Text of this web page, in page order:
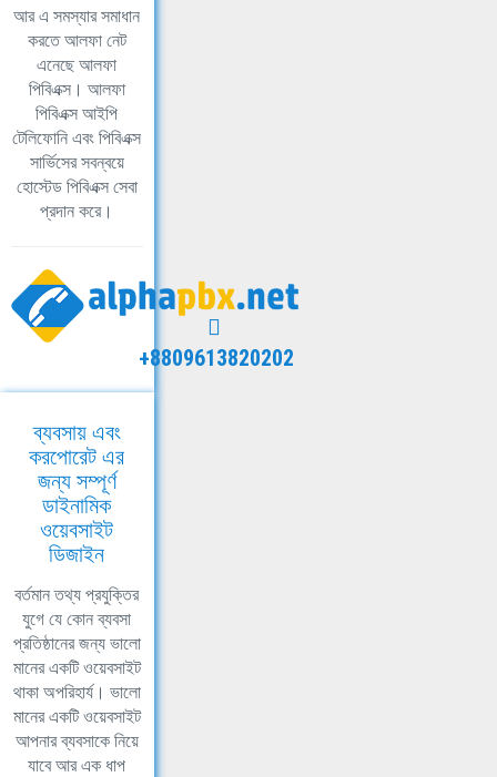
আর এ সমস্যার সমাধান
করতে আলফা নেট
এনেছে আলফা
পিবিএক্স। আলফা
পিবিএক্স আইপি
টেলিফোনি এবং পিবিএক্স
সার্ভিসের সবন্বয়ে
হোস্টেড পিবিএক্স সেবা
প্রদান করে।
+8809613820202
ব্যবসায় এবং
করপোরেট এর
জন্য সম্পূর্ণ
ডাইনামিক
ওয়েবসাইট
ডিজাইন
বর্তমান তথ্য প্রযুক্তির
যুগে যে কোন ব্যবসা
প্রতিষ্ঠানের জন্য ভালো
মানের একটি ওয়েবসাইট
থাকা অপরিহার্য। ভালো
মানের একটি ওয়েবসাইট
আপনার ব্যবসাকে নিয়ে
যাবে আর এক ধাপ